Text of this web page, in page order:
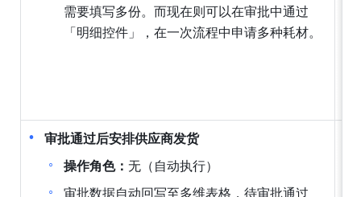
需要填写多份。而现在则可以在审批中通过
「明细控件」，在一次流程中申请多种耗材。
审批通过后安排供应商发货
操作角色： 无（自动执行）
审批数据自动回写至多维表格，待审批通过